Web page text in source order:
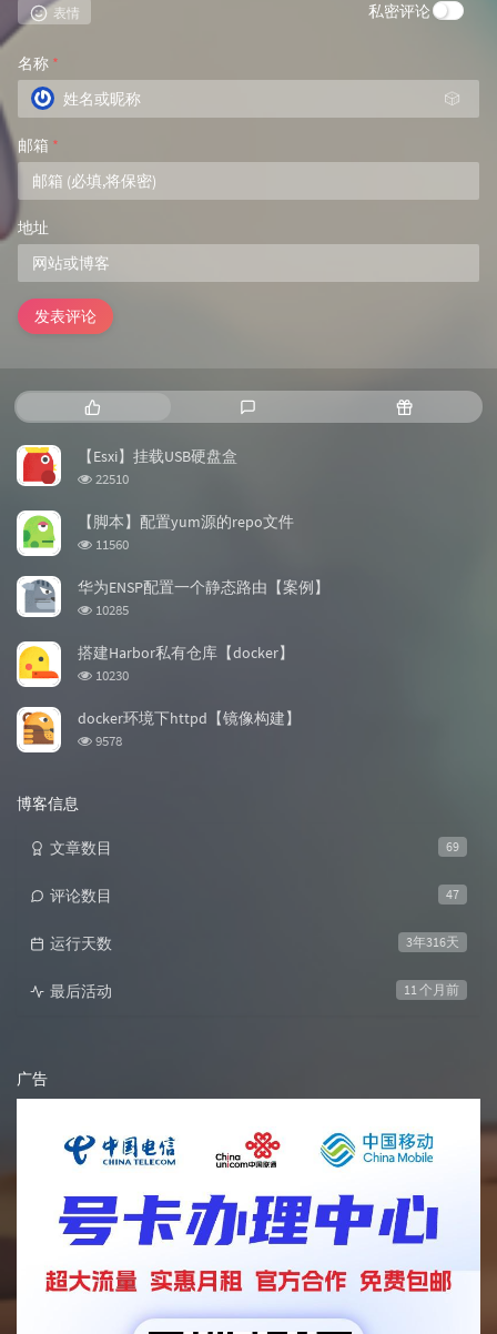
表情 私密评论
名称 *
🎲
邮箱 *
地址
发表评论
热
门
文
章
新
随
机
【Esxi】挂载USB硬盘盒
浏
次
数:
22510
【脚本】配置yum源的repo文件
浏
次
数:
11560
华为ENSP配置一个静态路由【案例】
浏
次
数:
10285
搭建Harbor私有仓库【docker】
浏
次
10230
docker环境下httpd【镜像构建】
浏
9578
博客信息
69
文章数目
47
评论数目
3年316天
运行天数
11 个月前
最后活动
广告